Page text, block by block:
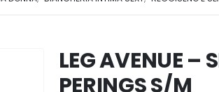
LEG AVENUE –
PERINGS S/M